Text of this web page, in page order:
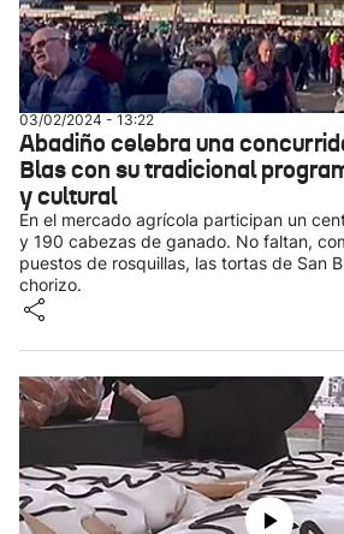
03/02/2024 - 13:22
Abadiño celebra una
Blas con su tradicional
y cultural
En el mercado agrícola participan un
y 190 cabezas de ganado. No faltan,
puestos de rosquillas, las tortas de San
chorizo.